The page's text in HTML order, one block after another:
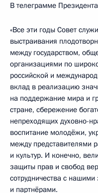
В телеграмме
«Все эти годы Совет
выстраивания
между государством,
организациями по
российской и
вклад в реализацию
на поддержание мира и
стране, сбережение
непреходящих духовно-
воспитание молодёжи,
между представителями
и культур. И конечно,
защиты прав и свобод
сотрудничества с
и партнёрами.